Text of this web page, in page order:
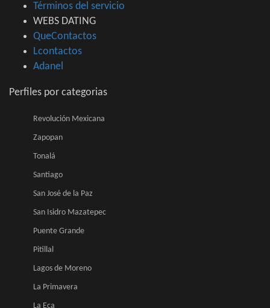
Términos del servicio
WEBS DATING
QueContactos
Lcontactos
Adanel
Perfiles por categorias
Revolución Mexicana
Zapopan
Tonalá
Santiago
San José de la Paz
San Isidro Mazatepec
Puente Grande
Pitillal
Lagos de Moreno
La Primavera
La Eca